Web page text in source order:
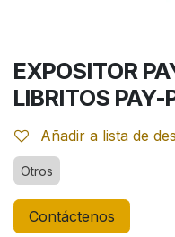
EXPOSITOR
LIBRITOS PAY-
Añadir a lista de
Otros
Contáctenos